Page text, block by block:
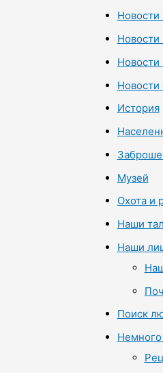
Новости
Новости
Новости
Новости
История
Музей
Охота и
Наши
Наши
Поиск